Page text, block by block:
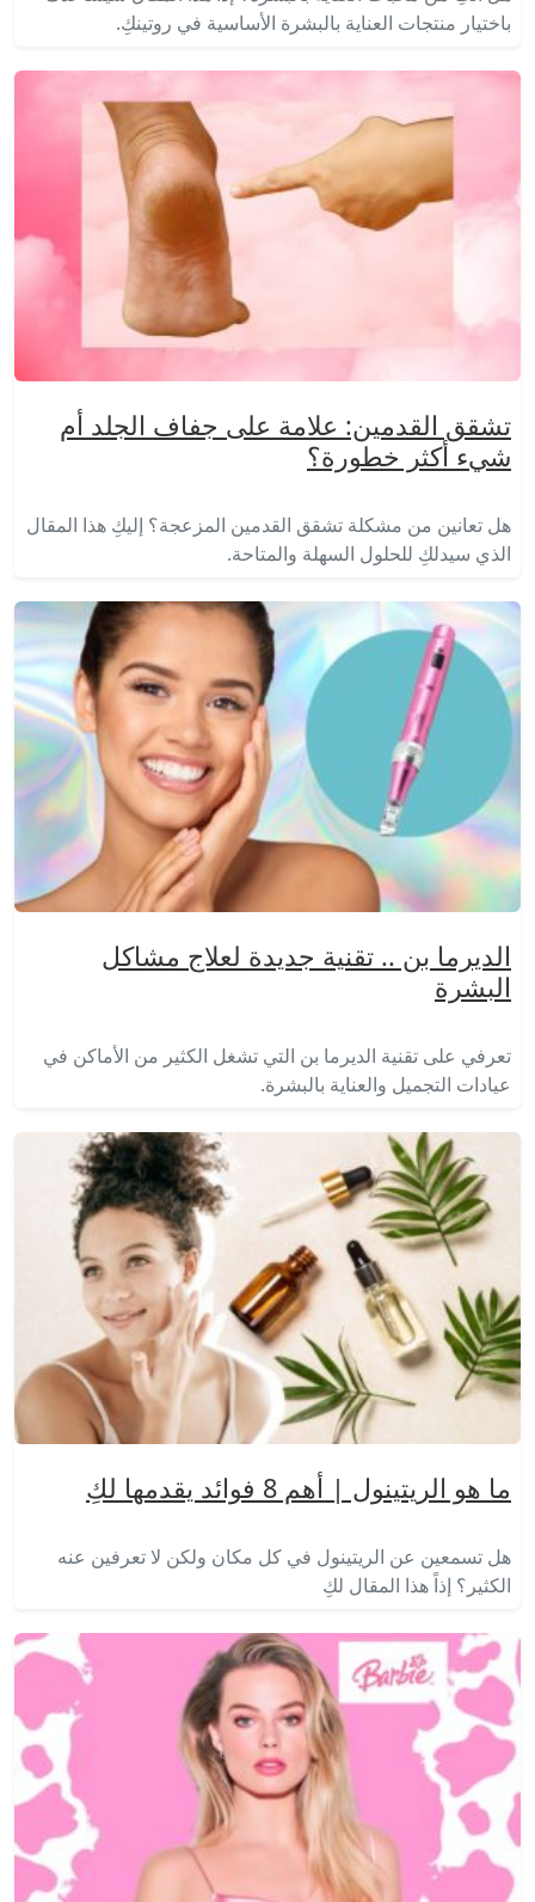
باختيار منتجات العناية بالبشرة الأساسية في روتينكِ.
تشقق القدمين: علامة على جفاف الجلد أم
شيء أكثر خطورة؟
هل تعانين من مشكلة تشقق القدمين المزعجة؟ إليكِ هذا المقال
الذي سيدلكِ للحلول السهلة والمتاحة.
الديرما بن .. تقنية جديدة لعلاج مشاكل
البشرة
تعرفي على تقنية الديرما بن التي تشغل الكثير من الأماكن في
عيادات التجميل والعناية بالبشرة.
ما هو الريتينول | أهم 8 فوائد يقدمها لكِ
هل تسمعين عن الريتينول في كل مكان ولكن لا تعرفين عنه
الكثير؟ إذاً هذا المقال لكِ